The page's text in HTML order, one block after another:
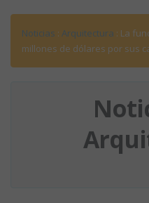
Noticias : Arquitectura : La
millones de dólares por sus